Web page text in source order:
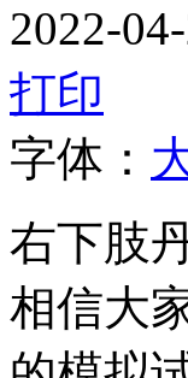
2022-
打印
字体：
右下肢
相信大